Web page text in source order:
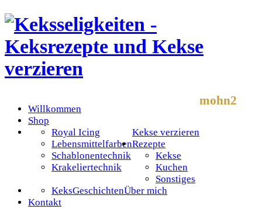
Willkommen
Shop
Kekse verzieren
Royal Icing
Lebensmittelfarben
Schablonentechnik
Krakeliertechnik
Rezepte
Kekse
Kuchen
Sonstiges
Über mich
KeksGeschichten
Kontakt
mohn2